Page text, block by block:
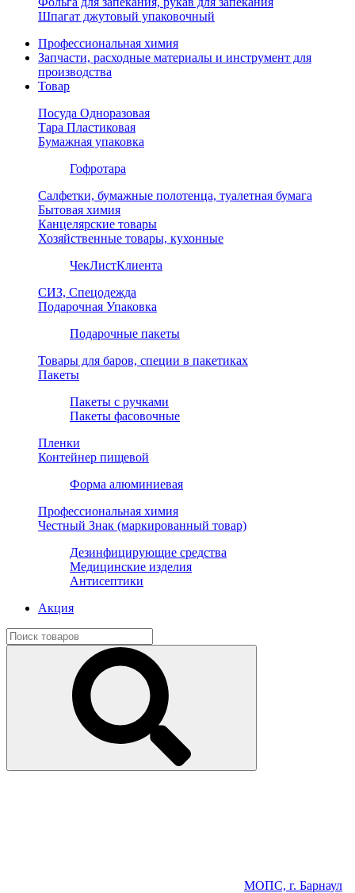
Шпагат джутовый упаковочный
Профессиональная химия
Запчасти, расходные материалы и инструмент для
производства
Товар
Посуда Одноразовая
Тара Пластиковая
Бумажная упаковка
Гофротара
Салфетки, бумажные полотенца, туалетная бумага
Бытовая химия
Канцелярские товары
Хозяйственные товары, кухонные
ЧекЛистКлиента
СИЗ, Спецодежда
Подарочная Упаковка
Подарочные пакеты
Товары для баров, специи в пакетиках
Пакеты
Пакеты с ручками
Пакеты фасовочные
Пленки
Контейнер пищевой
Форма алюминиевая
Профессиональная химия
Честный Знак (маркированный товар)
Дезинфицирующие средства
Медицинские изделия
Антисептики
Акция
МОПС, г. Барнаул